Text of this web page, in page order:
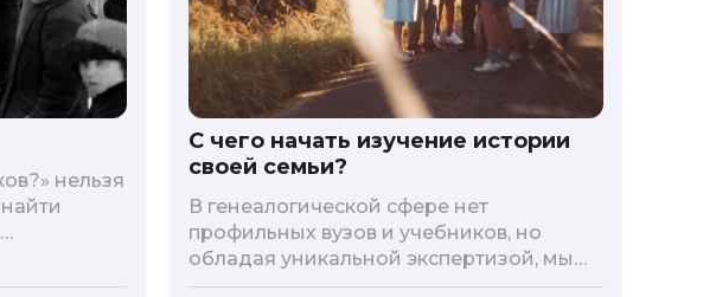
нельзя
онлайн-
С чего начать изучение истории
своей семьи?
В генеалогической сфере нет
профильных вузов и учебников, но
обладая уникальной экспертизой, мы
разработали авторскую методологию